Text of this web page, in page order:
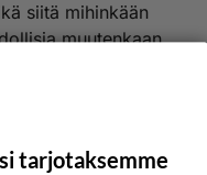
siitä mihinkään
muutenkaan,
Pitää omata
ja tietysti taito.
että ääni
tarjotaksemme